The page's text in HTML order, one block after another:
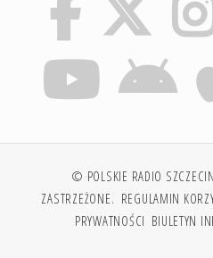
© POLSKIE RADIO
ZASTRZEŻONE. REGULAMIN
PRYWATNOŚCI BIULETYN